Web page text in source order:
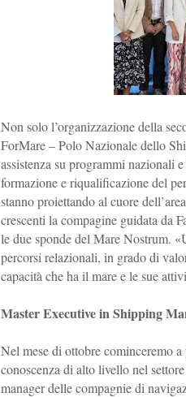
Non solo l’organizzazione della
ForMare – Polo Nazionale dello
assistenza su programmi nazionali
formazione e riqualificazione del
stanno proiettando al cuore
crescenti la compagine guidata da
le due sponde del Mare Nostrum.
percorsi relazionali, in grado di
capacità che ha il mare e le sue
Master Executive in Shipping
Nel mese di ottobre cominceremo
conoscenza di alto livello nel
manager delle compagnie di